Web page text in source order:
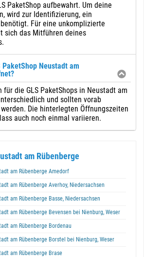
PaketShop aufbewahrt. Um deine
wird zur Identifizierung, ein
Für eine unkomplizierte
sich das Mitführen deines
PaketShop Neustadt am
für die GLS PaketShops in Neustadt am
und sollten vorab
Die hinterlegten Öffnungszeiten
auch noch einmal variieren.
am Rübenberge
am Rübenberge Amedorf
am Rübenberge Averhoy, Niedersachsen
am Rübenberge Basse, Niedersachsen
am Rübenberge Bevensen bei Nienburg, Weser
am Rübenberge Bordenau
am Rübenberge Borstel bei Nienburg, Weser
am Rübenberge Brase